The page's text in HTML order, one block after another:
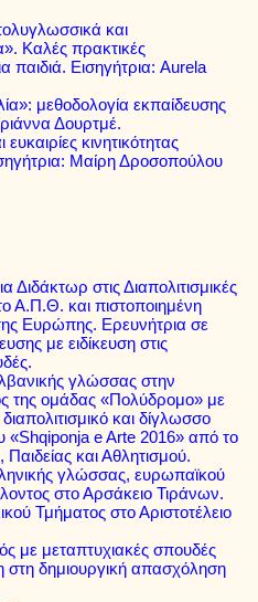
και
Καλές πρακτικές
παιδιά. Εισηγήτρια: Aurela
μεθοδολογία εκπαίδευσης
Δουρτμέ.
κινητικότητας
Μαίρη Δροσοπούλου
στις Διαπολιτισμικές
Α.Π.Θ. και πιστοποιημένη
Ευρώπης. Ερευνήτρια σε
με ειδίκευση στις
γλώσσας στην
της ομάδας «Πολύδρομο» με
και δίγλωσσο
«Shqiponja eArte 2016» από το
και Αθλητισμού.
γλώσσας, ευρωπαϊκού
στο Αρσάκειο Τιράνων.
Τμήματος στο Αριστοτέλειο
με μεταπτυχιακές σπουδές
στη δημιουργική απασχόληση